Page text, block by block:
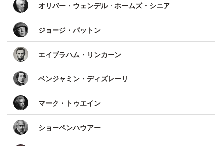
オリバー・ウェンデル・ホームズ・シニア
ジョージ・パットン
エイブラハム・リンカーン
ベンジャミン・ディズレーリ
マーク・トゥエイン
ショーペンハウアー